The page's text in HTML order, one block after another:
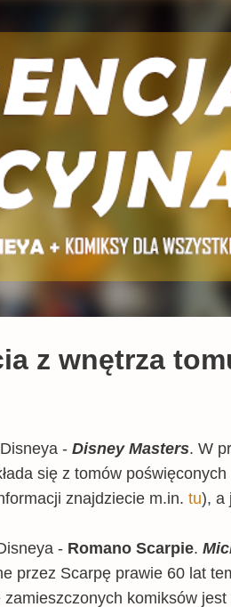
z wnętrza
- Disney Masters. W
się z tomów
znajdziecie m.in. tu), a
- Romano Scarpie.
przez Scarpę prawie 60 lat
zamieszczonych komiksów